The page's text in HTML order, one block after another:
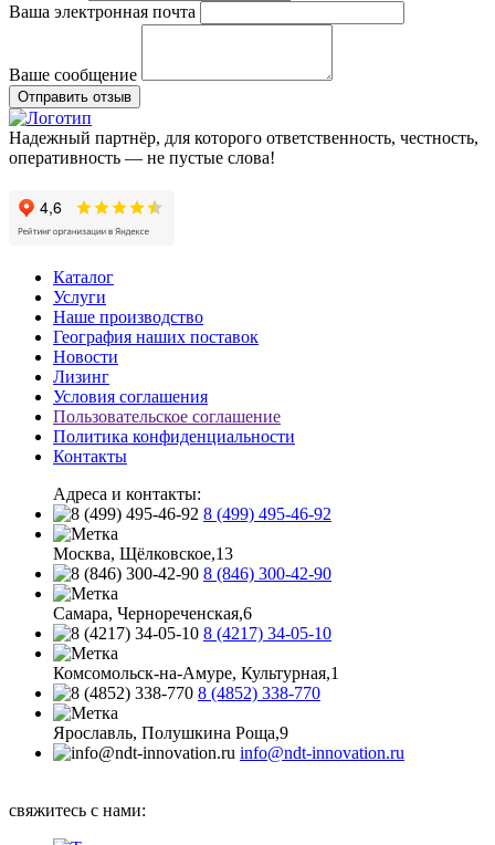
Ваша электронная почта
Ваше сообщение
Отправить отзыв
Надежный партнёр, для которого ответственность, честность,
оперативность — не пустые слова!
Каталог
Услуги
Наше производство
География наших поставок
Новости
Лизинг
Условия соглашения
Пользовательское соглашение
Политика конфиденциальности
Контакты
Адреса и контакты:
8 (499) 495-46-92
Москва, Щёлковское,13
8 (846) 300-42-90
Самара, Чернореченская,6
8 (4217) 34-05-10
Комсомольск-на-Амуре, Культурная,1
8 (4852) 338-770
Ярославль, Полушкина Роща,9
info@ndt-innovation.ru
свяжитесь с нами: